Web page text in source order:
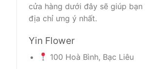
cửa hàng dưới đây sẽ giúp
địa chỉ ưng ý nhất.
Yin Flower
100 Hoà Bình, Bạc Liêu